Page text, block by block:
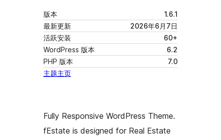
版本
1.6.1
最新更新
2026年6月7日
活跃安装
60+
WordPress 版本
6.2
PHP 版本
7.0
主题主页
Fully Responsive WordPress Theme.
fEstate is designed for Real Estate